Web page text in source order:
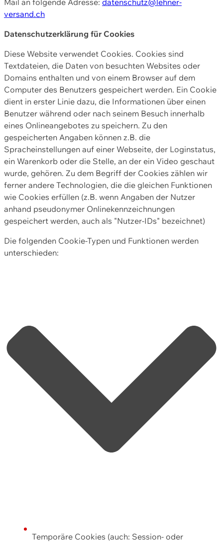
versand.ch
Datenschutzerklärung für Cookies
Diese Website verwendet Cookies. Cookies sind
Textdateien, die Daten von besuchten Websites oder
Domains enthalten und von einem Browser auf dem
Computer des Benutzers gespeichert werden. Ein Cookie
dient in erster Linie dazu, die Informationen über einen
Benutzer während oder nach seinem Besuch innerhalb
eines Onlineangebotes zu speichern. Zu den
gespeicherten Angaben können z.B. die
Spracheinstellungen auf einer Webseite, der Loginstatus,
ein Warenkorb oder die Stelle, an der ein Video geschaut
wurde, gehören. Zu dem Begriff der Cookies zählen wir
ferner andere Technologien, die die gleichen Funktionen
wie Cookies erfüllen (z.B. wenn Angaben der Nutzer
anhand pseudonymer Onlinekennzeichnungen
gespeichert werden, auch als "Nutzer-IDs" bezeichnet)
Die folgenden Cookie-Typen und Funktionen werden
unterschieden:
Temporäre Cookies (auch: Session- oder